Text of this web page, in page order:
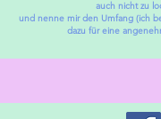
auch nicht zu
und nenne mir den Umfang (ich
dazu für eine